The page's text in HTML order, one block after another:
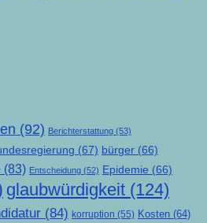
(92) Berichterstattung (53)
(67) bürger (66)
(83) Entscheidung (52) Epidemie (66)
glaubwürdigkeit (124)
(84) korruption (55) Kosten (64)